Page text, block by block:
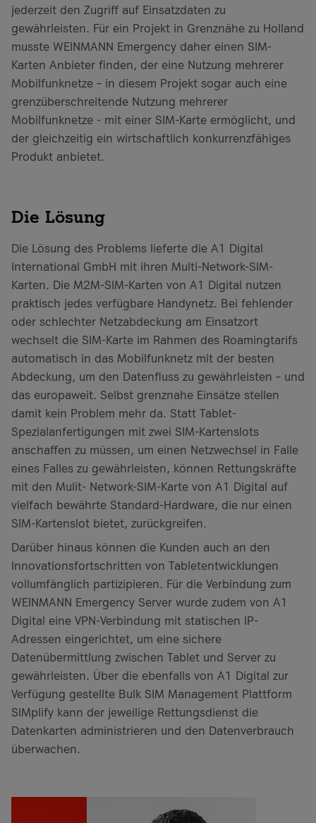
jederzeit den Zugriff auf Einsatzdaten zu
gewährleisten. Für ein Projekt in Grenznähe zu Holland
musste WEINMANN Emergency daher einen SIM-
Karten Anbieter finden, der eine Nutzung mehrerer
Mobilfunknetze – in diesem Projekt sogar auch eine
grenzüberschreitende Nutzung mehrerer
Mobilfunknetze - mit einer SIM-Karte ermöglicht, und
der gleichzeitig ein wirtschaftlich konkurrenzfähiges
Produkt anbietet.
Die Lösung
Die Lösung des Problems lieferte die A1 Digital
International GmbH mit ihren Multi-Network-SIM-
Karten. Die M2M-SIM-Karten von A1 Digital nutzen
praktisch jedes verfügbare Handynetz. Bei fehlender
oder schlechter Netzabdeckung am Einsatzort
wechselt die SIM-Karte im Rahmen des Roamingtarifs
automatisch in das Mobilfunknetz mit der besten
Abdeckung, um den Datenfluss zu gewährleisten – und
das europaweit. Selbst grenznahe Einsätze stellen
damit kein Problem mehr da. Statt Tablet-
Spezialanfertigungen mit zwei SIM-Kartenslots
anschaffen zu müssen, um einen Netzwechsel in Falle
eines Falles zu gewährleisten, können Rettungskräfte
mit den Mulit- Network-SIM-Karte von A1 Digital auf
vielfach bewährte Standard-Hardware, die nur einen
SIM-Kartenslot bietet, zurückgreifen.
Darüber hinaus können die Kunden auch an den
Innovationsfortschritten von Tabletentwicklungen
vollumfänglich partizipieren. Für die Verbindung zum
WEINMANN Emergency Server wurde zudem von A1
Digital eine VPN-Verbindung mit statischen IP-
Adressen eingerichtet, um eine sichere
Datenübermittlung zwischen Tablet und Server zu
gewährleisten. Über die ebenfalls von A1 Digital zur
Verfügung gestellte Bulk SIM Management Plattform
SIMplify kann der jeweilige Rettungsdienst die
Datenkarten administrieren und den Datenverbrauch
überwachen.